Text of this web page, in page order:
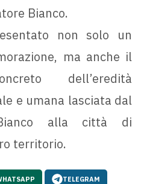
Bianco.
non solo un
ma anche il
dell’eredità
e umana lasciata dal
alla città di
territorio.
TELEGRAM